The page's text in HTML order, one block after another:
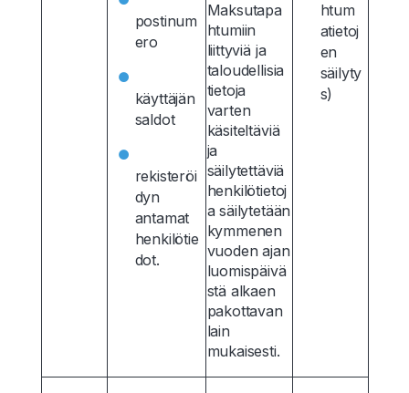
postinum
ero
käyttäjän
saldot
rekisteröi
dyn
antamat
henkilötie
dot.
Maksutapa
htumiin
liittyviä ja
taloudellisia
tietoja
varten
käsiteltäviä
ja
säilytettäviä
henkilötietoj
a säilytetään
kymmenen
vuoden ajan
luomispäivä
stä alkaen
pakottavan
lain
mukaisesti.
htum
atietoj
en
säilyty
s)